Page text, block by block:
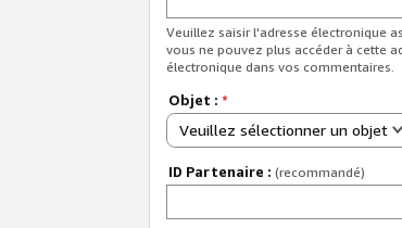
Veuillez saisir l'adresse électronique
vous ne pouvez plus accéder à cette
électronique dans vos commentaires.
Objet : *
Veuillez sélectionner un objet
ID Partenaire : (recommandé)